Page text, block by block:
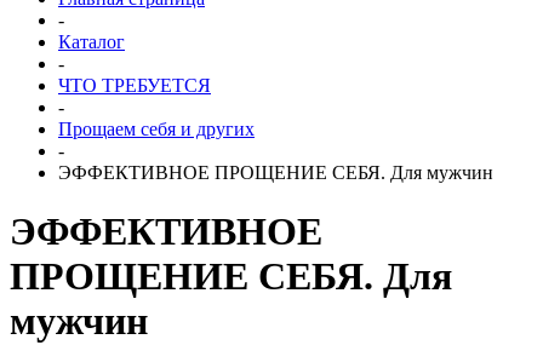
-
Каталог
-
ЧТО ТРЕБУЕТСЯ
-
Прощаем себя и других
-
ЭФФЕКТИВНОЕ ПРОЩЕНИЕ СЕБЯ. Для мужчин
ЭФФЕКТИВНОЕ
ПРОЩЕНИЕ СЕБЯ. Для
мужчин